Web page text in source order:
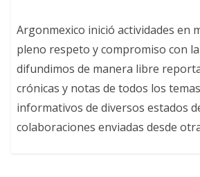
Argonmexico inició actividades en
pleno respeto y compromiso con
difundimos de manera libre
crónicas y notas de todos los
informativos de diversos estados
colaboraciones enviadas desde